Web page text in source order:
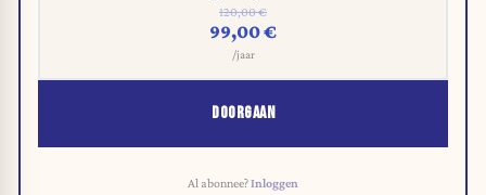
120,00 €
99,00 €
/jaar
DOORGAAN
Al abonnee?Inloggen